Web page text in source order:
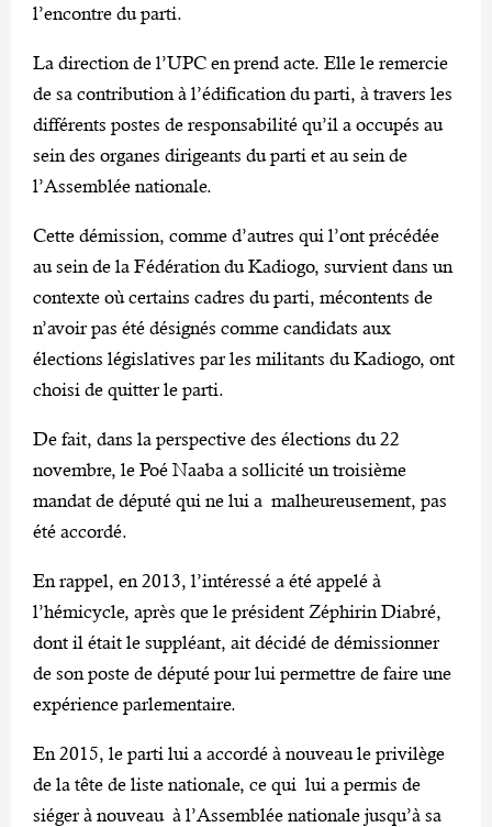
l’encontre du parti.
La direction de l’UPC en prend acte. Elle le remercie
de sa contribution à l’édification du parti, à travers les
différents postes de responsabilité qu’il a occupés au
sein des organes dirigeants du parti et au sein de
l’Assemblée nationale.
Cette démission, comme d’autres qui l’ont précédée
au sein de la Fédération du Kadiogo, survient dans un
contexte où certains cadres du parti, mécontents de
n’avoir pas été désignés comme candidats aux
élections législatives par les militants du Kadiogo, ont
choisi de quitter le parti.
De fait, dans la perspective des élections du 22
novembre, le Poé Naaba a sollicité un troisième
mandat de député qui ne lui a malheureusement, pas
été accordé.
En rappel, en 2013, l’intéressé a été appelé à
l’hémicycle, après que le président Zéphirin Diabré,
dont il était le suppléant, ait décidé de démissionner
de son poste de député pour lui permettre de faire une
expérience parlementaire.
En 2015, le parti lui a accordé à nouveau le privilège
de la tête de liste nationale, ce qui lui a permis de
siéger à nouveau à l’Assemblée nationale jusqu’à sa